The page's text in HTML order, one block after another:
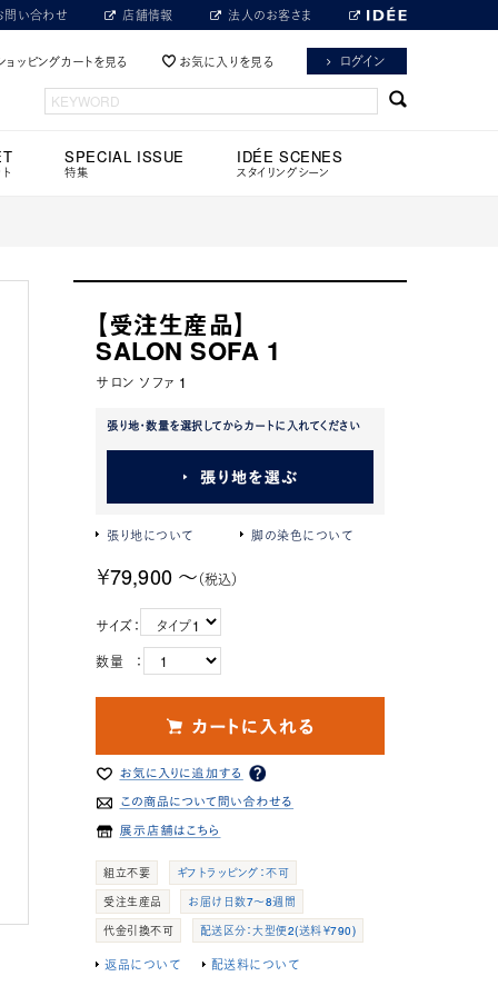
問い合わせ 店舗情報 法人のお客さま
ョッピングカートを見る お気に入りを見る ログイン
SPECIAL ISSUE
特集
IDÉE SCENES
スタイリングシーン
【受注生産品】
SALON SOFA 1
サロン ソファ 1
張り地・数量を選択してからカートに入れてください
張り地について 脚の染色について
￥79,900 ～（税込）
サイズ：
数量 ：
組立不要
ギフトラッピング：不可
受注生産品
お届け日数7～8週間
代金引換不可
配送区分：大型便2(送料￥790)
返品について 配送料について